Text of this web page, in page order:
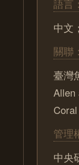
語言：
中文
關聯：
臺灣
Allen
管理
中央